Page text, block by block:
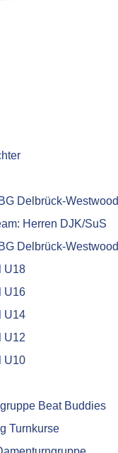
Delbrück-Westwood
Herren DJK/SuS
Delbrück-Westwood
U18
U16
U14
U12
U10
Beat Buddies
Turnkurse